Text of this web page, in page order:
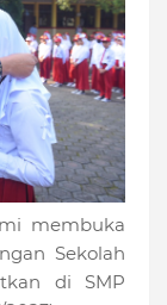
membuka
Sekolah
di SMP